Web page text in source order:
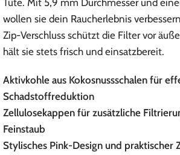
Tüte. Mit 5,9 mm Durchmesser und
wollen sie dein Raucherlebnis
Zip-Verschluss schützt die Filter vor
hält sie stets frisch und einsatzbereit.
Aktivkohle aus Kokosnussschalen für
Schadstoffreduktion
Zellulosekappen für zusätzliche
Feinstaub
Stylisches Pink-Design und praktischer